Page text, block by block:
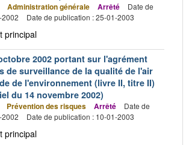
Administration générale Arrêté
Date de
Date de publication : 25-01-2003
principal
2002 portant sur l'agrément
de surveillance de la qualité de l'air
de l'environnement (livre II, titre II)
du 14 novembre 2002)
Prévention des risques Arrêté
Date de
Date de publication : 10-01-2003
principal